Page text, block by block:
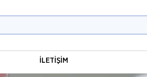
İLETİŞİM